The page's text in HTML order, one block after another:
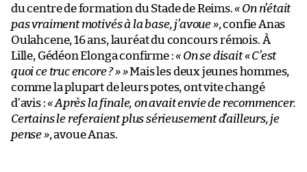
du centre de formation du Stade de Reims.« On n’était
pas vraiment motivés à la base, j’avoue », confie Anas
Oulahcene, 16 ans, lauréat du concours rémois. À
Lille, Gédéon Elonga confirme :« On se disait « C’est
quoi ce truc encore ? » »Mais les deux jeunes hommes,
comme la plupart de leurs potes, ont vite changé
d’avis :« Après la finale, on avait envie de recommencer.
Certains le referaient plus sérieusement d’ailleurs, je
pense », avoue Anas.